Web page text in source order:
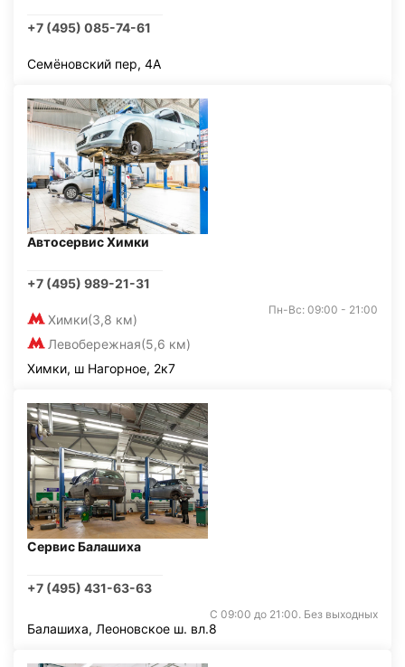
+7 (495) 085-74-61
Семёновский пер, 4А
Автосервис Химки
+7 (495) 989-21-31
Химки(3,8 км)
Левобережная(5,6 км)
Пн-Вс: 09:00 - 21:00
Химки, ш Нагорное, 2к7
Сервис Балашиха
+7 (495) 431-63-63
С 09:00 до 21:00. Без выходных
Балашиха, Леоновское ш. вл.8